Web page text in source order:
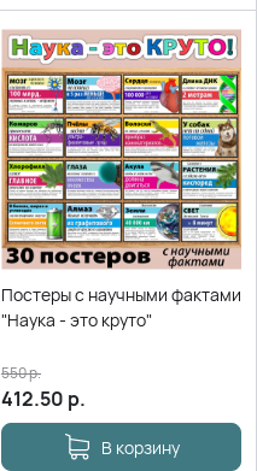
Постеры с научными фактами
"Наука - это круто"
412.50 р.
550р.
В корзину